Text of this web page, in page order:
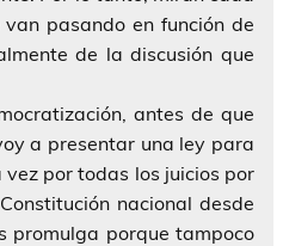
pasando en función de
de la discusión que
antes de que
a presentar una ley para
por todas los juicios por
nacional desde
promulga porque tampoco